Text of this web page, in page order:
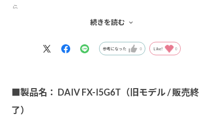
ら
こちらのPCになりました続きを読む
参考になった 0 Like! 0
■製品名： DAIV FX-I5G6T（旧モデル / 販売終
了）